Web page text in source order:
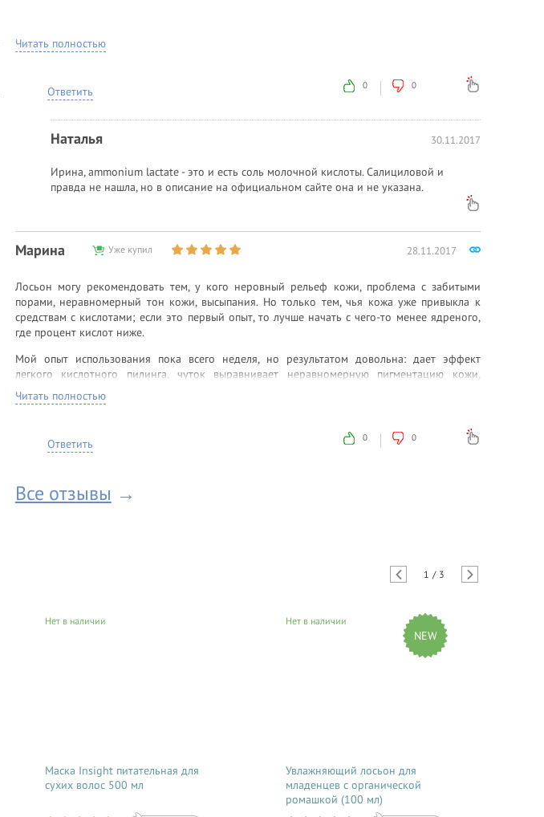
Читать полностью
Ответить 0 0
30.11.2017
Наталья
Ирина, ammonium lactate - это и есть соль молочной кислоты. Салициловой и
правда не нашла, но в описание на официальном сайте она и не указана.
28.11.2017
Марина Уже купил
Лосьон могу рекомендовать тем, у кого неровный рельеф кожи, проблема с забитыми
порами, неравномерный тон кожи, высыпания. Но только тем, чья кожа уже привыкла к
средствам с кислотами; если это первый опыт, то лучше начать с чего-то менее ядреного,
где процент кислот ниже.
Мой опыт использования пока всего неделя, но результатом довольна: дает эффект
легкого кислотного пилинга, чуток выравнивает неравномерную пигментацию кожи,
открывает забитые поры. Использовать этот лосьон нужно строго на ночь, иначе можете
получить пигментные пятна!
После нанесения кожу будет покалывать какое-то время (минут 10-20), может ощущаться
липкость, но таково действие кислот. Наутро кожа гладкая и как будто увлажненная, поры
Читать полностью
Ответить 0 0
Все отзывы →
1 / 3
Нет в наличии
Маска Insight питательная для
сухих волос 500 мл
Нет в наличии
NEW
Увлажняющий лосьон для
младенцев с органической
ромашкой (100 мл)